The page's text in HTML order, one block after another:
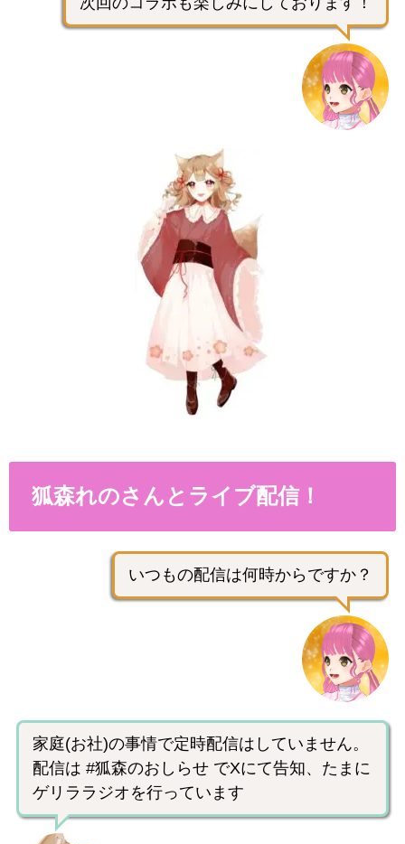
狐森れのさんとライブ配信！
いつもの配信は何時からですか？
家庭(お社)の事情で定時配信はしていません。
配信は #狐森のおしらせ でXにて告知、たまに
ゲリララジオを行っています